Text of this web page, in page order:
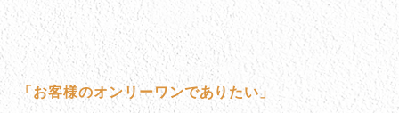
「お客様のオンリーワンでありたい」